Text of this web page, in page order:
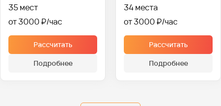
35 мест
от 3000 ₽
Рассчитать
Подробнее
34 места
от 3000 ₽
Рассчитать
Подробнее